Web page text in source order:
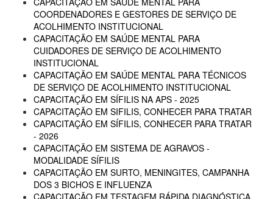
COORDENADORES E GESTORES DE SERVIÇO DE
ACOLHIMENTO INSTITUCIONAL
CAPACITAÇÃO EM SAÚDE MENTAL PARA
CUIDADORES DE SERVIÇO DE ACOLHIMENTO
INSTITUCIONAL
CAPACITAÇÃO EM SAÚDE MENTAL PARA TÉCNICOS
DE SERVIÇO DE ACOLHIMENTO INSTITUCIONAL
CAPACITAÇÃO EM SÍFILIS NA APS - 2025
CAPACITAÇÃO EM SIFILIS, CONHECER PARA TRATAR
CAPACITAÇÃO EM SÍFILIS, CONHECER PARA TRATAR
- 2026
CAPACITAÇÃO EM SISTEMA DE AGRAVOS -
MODALIDADE SÍFILIS
CAPACITAÇÃO EM SURTO, MENINGITES, CAMPANHA
DOS 3 BICHOS E INFLUENZA
CAPACITAÇÃO EM TESTAGEM RÁPIDA DIAGNÓSTICA